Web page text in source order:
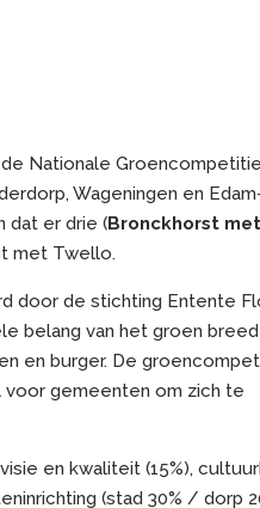
Nationale
Wageningen en
dat er drie (Bronckhorst
met Twello.
door de stichting Entente
belang van het groen
en burger. De
voor gemeenten om zich te
en kwaliteit (15%),
(stad 30% / dorp